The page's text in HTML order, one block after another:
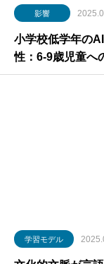
影響
小学校低学年の
性：6-9歳児童へ
学習モデル